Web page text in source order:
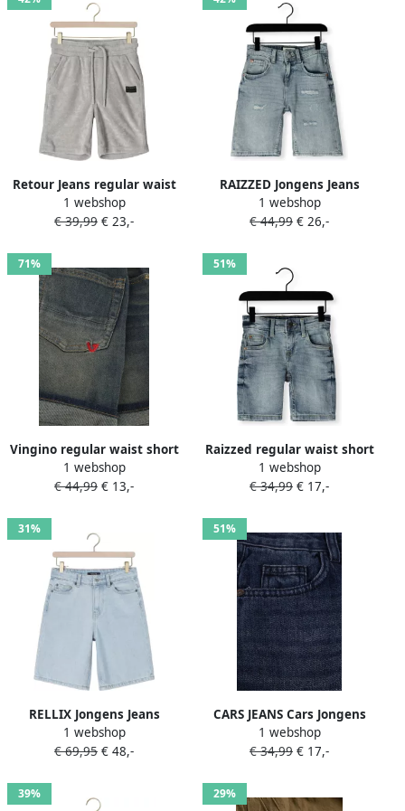
Retour Jeans regular waist
casual short lichtgrijs
1 webshop
€ 39,99 € 23,-
RAIZZED Jongens Jeans
Orlando Crafted Lichtblauw
1 webshop
€ 44,99 € 26,-
71%
Vingino regular waist short
medium blue denim
1 webshop
€ 44,99 € 13,-
51%
Raizzed regular waist short
light blue denim
1 webshop
€ 34,99 € 17,-
31%
RELLIX Jongens Jeans
Denim Shorts Skater
Lichtblauw
1 webshop
€ 69,95 € 48,-
51%
CARS JEANS Cars Jongens
Jeans Bowery Donkerblauw
1 webshop
€ 34,99 € 17,-
39% 29%